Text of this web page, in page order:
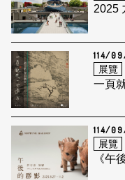
2025
114/
展覽
一頁
114/
展覽
《午